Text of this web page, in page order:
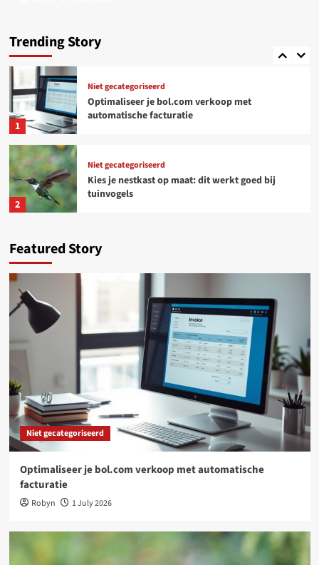
Trending Story
5
freelancers
1
Niet gecategoriseerd
Optimaliseer je bol.com verkoop met
automatische facturatie
2
Niet gecategoriseerd
Kies je nestkast op maat: dit werkt goed bij
tuinvogels
3
Woondecoratie
Tijdloos design, voelbaar comfort: wonen met
Deceuninck aluminium ramen en deuren
Waarom een tuinposter dé slimste upgrade is
voor jouw tuin
5
Niet gecategoriseerd
Online platforms: kansen en uitdagingen voor
freelancers
automatische facturatie
Niet gecategoriseerd
Featured Story
Niet gecategoriseerd
Optimaliseer je bol.com verkoop met automatische
facturatie
Robyn 1 July 2026